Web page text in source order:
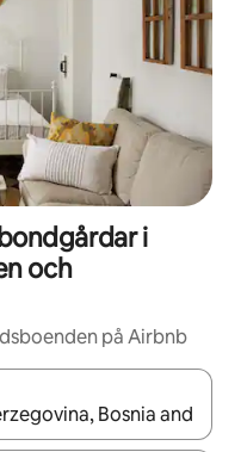
i
och
på Airbnb
du navigera med upp- och